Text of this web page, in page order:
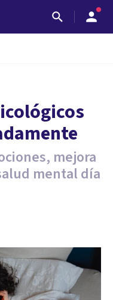
mejora
mental día